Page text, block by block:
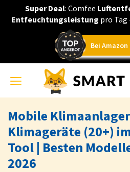
Super Deal: Comfee
Entfeuchtungsleistung pro
Bei
Toggle
navigation
Mobile
Klimageräte (20+)
Tool | Besten
2026